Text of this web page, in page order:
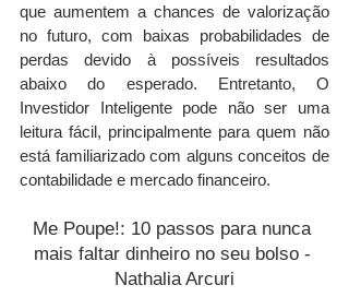
que aumentem a chances de valorização
no futuro, com baixas probabilidades de
perdas devido à possíveis resultados
abaixo do esperado. Entretanto, O
Investidor Inteligente pode não ser uma
leitura fácil, principalmente para quem não
está familiarizado com alguns conceitos de
contabilidade e mercado financeiro.
Me Poupe!: 10 passos para nunca
mais faltar dinheiro no seu bolso -
Nathalia Arcuri